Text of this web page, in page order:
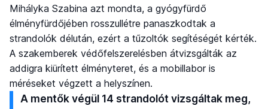
Mihályka Szabina azt mondta, a gyógyfürdő
élményfürdőjében rosszullétre panaszkodtak a
strandolók délután, ezért a tűzoltók segítéségét kérték.
A szakemberek védőfelszerelésben átvizsgálták az
addigra kiürített élményteret, és a mobillabor is
méréseket végzett a helyszínen.
A mentők végül 14 strandolót vizsgáltak meg,